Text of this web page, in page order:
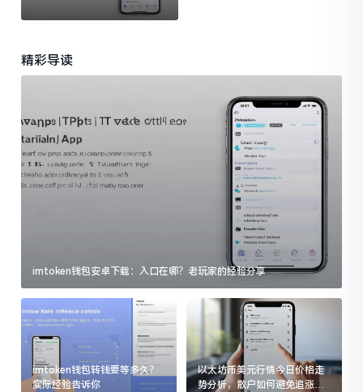
精彩导读
imtoken钱包安卓下载：入口在哪？老玩家的经验分享
imtoken钱包转钱要等多久？
实际经验告诉你
以太坊币美元行情今日价格走
势分析，散户如何避免追涨杀